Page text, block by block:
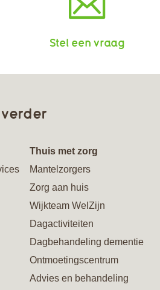
Stel een vraag
Thuis met zorg
Mantelzorgers
Zorg aan huis
Wijkteam WelZijn
Dagactiviteiten
Dagbehandeling dementie
Ontmoetingscentrum
Advies en behandeling